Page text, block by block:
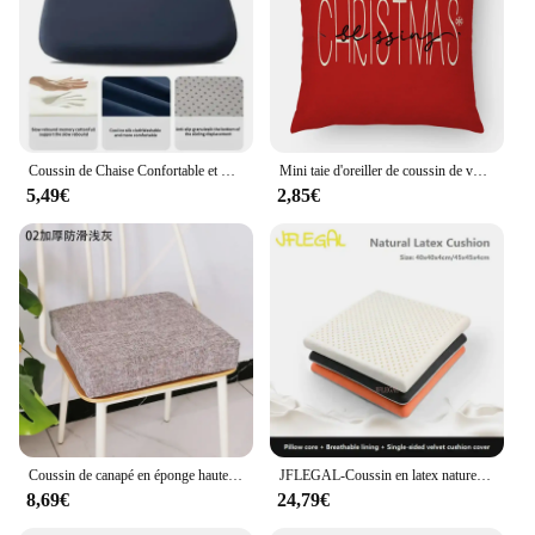
Coussin de Chaise Confortable et Respirant pour Maison, Cuisine, Voiture, Bureau, Assis Prolongé
5,49€
Mini taie d'oreiller de coussin de voiture de Noël, arbre de Noël, petit cerf festif, oreiller transfrontalier en lin rouge
2,85€
Coussin de canapé en éponge haute densité, Polymères de fenêtre en bois massif de séquoia, hypothécaire ami, Chaise, Lin, Grill, Carré, Épaisseur 5-8cm
8,69€
JFLEGAL-Coussin en latex naturel thaïlandais, carré lavable, pour chaise de bureau, 40x40/45x45cm
24,79€